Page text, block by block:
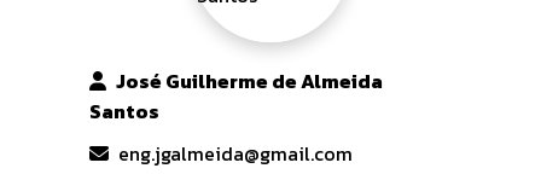
José Guilherme de Almeida
Santos
eng.jgalmeida@gmail.com